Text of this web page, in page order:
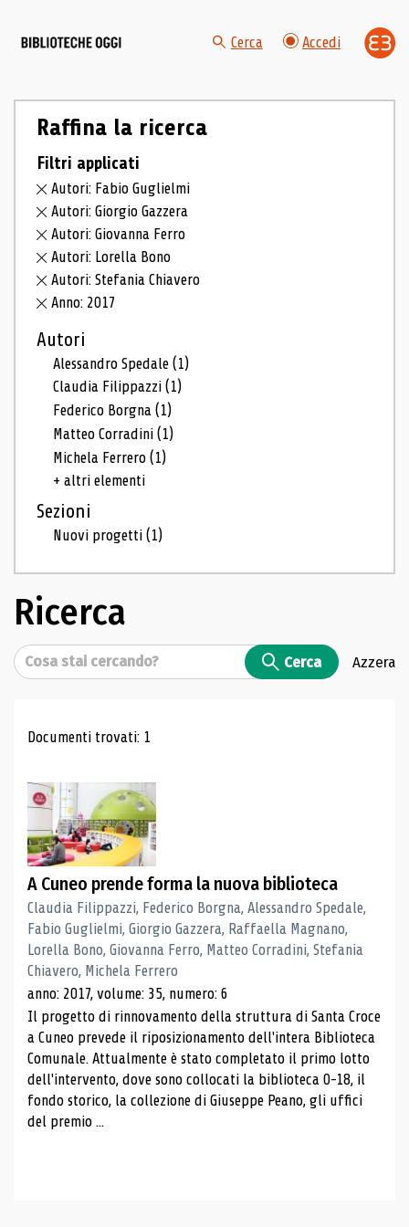
Cerca Accedi
Raffina la ricerca
Filtri applicati
Autori: Fabio Guglielmi
Autori: Giorgio Gazzera
Autori: Giovanna Ferro
Autori: Lorella Bono
Autori: Stefania Chiavero
Anno: 2017
Autori
Alessandro Spedale(1)
Claudia Filippazzi(1)
Federico Borgna(1)
Matteo Corradini(1)
Michela Ferrero(1)
+ altri elementi
Sezioni
Nuovi progetti(1)
Ricerca
Cerca Cerca Azzera
Risultati di ricerca
Documenti trovati: 1
A Cuneo prende forma la nuova biblioteca
Claudia Filippazzi, Federico Borgna, Alessandro Spedale,
Fabio Guglielmi, Giorgio Gazzera, Raffaella Magnano,
Lorella Bono, Giovanna Ferro, Matteo Corradini, Stefania
Chiavero, Michela Ferrero
anno: 2017, volume: 35, numero: 6
Il progetto di rinnovamento della struttura di Santa Croce
a Cuneo prevede il riposizionamento dell'intera Biblioteca
Comunale. Attualmente è stato completato il primo lotto
dell'intervento, dove sono collocati la biblioteca 0-18, il
fondo storico, la collezione di Giuseppe Peano, gli uffici
del premio ...